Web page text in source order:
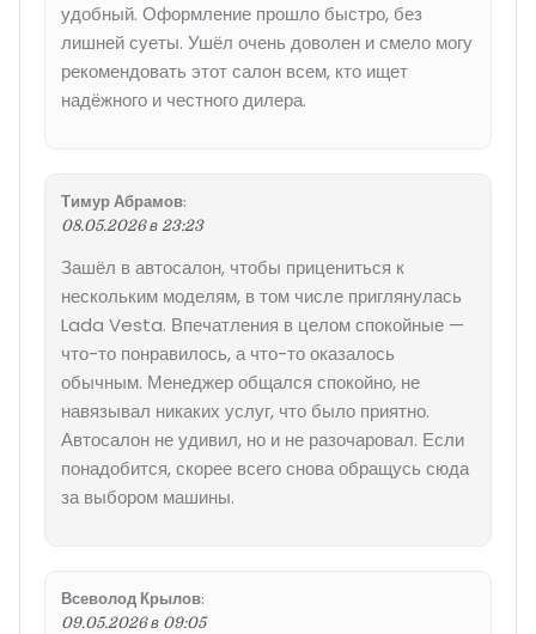
удобный. Оформление прошло быстро, без
лишней суеты. Ушёл очень доволен и смело могу
рекомендовать этот салон всем, кто ищет
надёжного и честного дилера.
Тимур Абрамов:
08.05.2026 в 23:23
Зашёл в автосалон, чтобы прицениться к
нескольким моделям, в том числе приглянулась
Lada Vesta. Впечатления в целом спокойные —
что-то понравилось, а что-то оказалось
обычным. Менеджер общался спокойно, не
навязывал никаких услуг, что было приятно.
Автосалон не удивил, но и не разочаровал. Если
понадобится, скорее всего снова обращусь сюда
за выбором машины.
Всеволод Крылов:
09.05.2026 в 09:05